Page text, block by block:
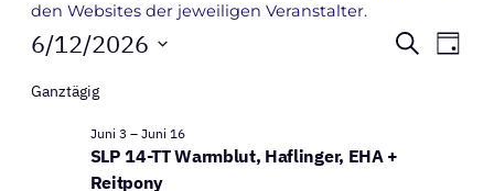
den Websites der jeweiligen Veranstalter.
Veranstaltungen
for
Juni
Suche
Tag
6/12/2026
wählen.
Ganztägig
SLP 14-TT Warmblut, Haflinger, EHA +
Reitpony
Juni 3 – Juni 16